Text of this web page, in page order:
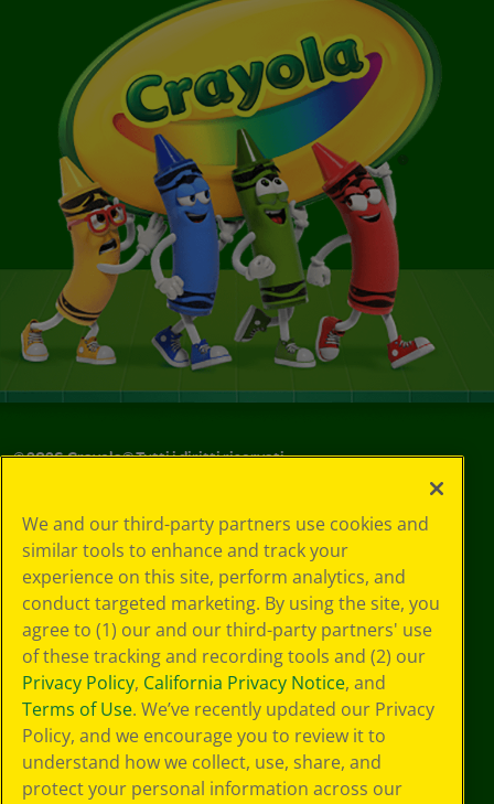
©2026Crayola® Tutti i diritti riservati.
in materia di
privacy
Informativa sulla
privacy
Termini SMS
GDPR
Informativa sulla
privacy di CA
Technologies
Preferenze cookie
Condizioni d'uso
Accessibilità web
We and our third-party partners use cookies and
similar tools to enhance and track your
experience on this site, perform analytics, and
conduct targeted marketing. By using the site, you
agree to (1) our and our third-party partners' use
of these tracking and recording tools and (2) our
Privacy Policy, California Privacy Notice, and
Terms of Use. We’ve recently updated our Privacy
Policy, and we encourage you to review it to
understand how we collect, use, share, and
protect your personal information across our